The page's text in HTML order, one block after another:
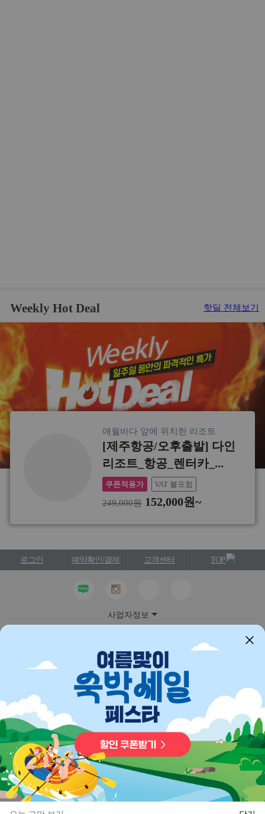
Weekly Hot Deal 핫딜 전체보기
애월바다 앞에 위치한 리조트
[제주항공/오후출발] 다인
리조트_항공_렌터카_...
쿠폰적용가 VAT 불포함
249,000원 152,000원~
로그인 예약확인/결제 고객센터 TOP
사업자정보
웹투어는 항공사가 제공하는 개별 항공권 및 여행사가 제공
하는 일부 여행상품에 대하여 통신판매중개자의 지위를 가
지며, 해당상품, 상품정보, 거래에 관한 의무와 책임은 판매
자에게 있습니다.
COPYRIGHTⓒ WEBTOUR. ALL RIGHTS RESERVED.
정보보호 및 개인정보보호 관리체계 인증 ISMS
인증범위 : 웹투어 온라인 서비스
유효기간 : 2024.08.21 ~2027.08.20